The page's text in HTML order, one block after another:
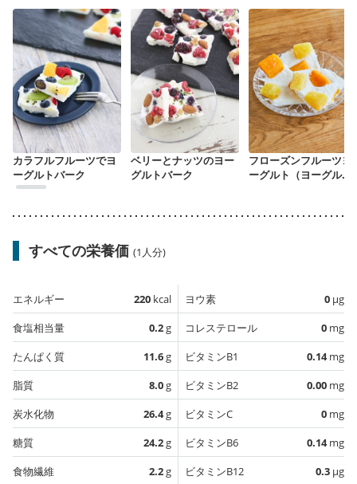
カラフルフルーツでヨ
ーグルトバーク
ベリーとナッツのヨー
グルトバーク
フローズンフルーツヨ
ーグルト（ヨーグルト
すべての栄養価 (1人分)
エネルギー 220 kcal
食塩相当量
0.2g
たんぱく質
11.6g
脂質
8.0g
炭水化物
26.4g
糖質
24.2g
食物繊維
2.2g
ヨウ素 0 µg
コレステロール
0 mg
ビタミンB1
0.14mg
ビタミンB2
0.00 mg
ビタミンC
0 mg
ビタミンB6
0.14mg
ビタミンB12
0.3 µg